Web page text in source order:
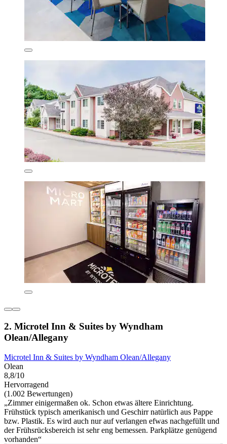
2. Microtel Inn & Suites by Wyndham
Olean/Allegany
Microtel Inn & Suites by Wyndham Olean/Allegany
Olean
8,8/10
Hervorragend
(1.002 Bewertungen)
„Zimmer einigermaßen ok. Schon etwas ältere Einrichtung.
Frühstück typisch amerikanisch und Geschirr natürlich aus Pappe
bzw. Plastik. Es wird auch nur auf verlangen efwas nachgefüllt und
der Frühsrücksbereich ist sehr eng bemessen. Parkplätze genügend
vorhanden“